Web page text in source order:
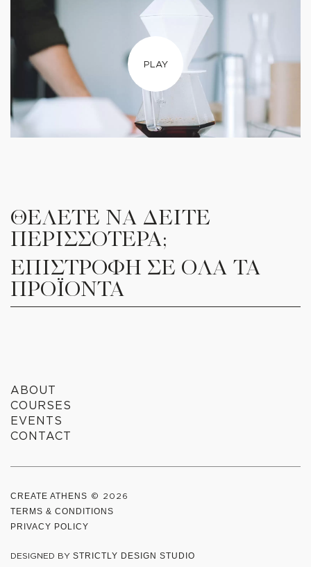
PLAY
ΘΕΛΕΤΕ ΝΑ ΔΕΙΤΕ
ΠΕΡΙΣΣΟΤΕΡΑ;
ΕΠΙΣΤΡΟΦΗ ΣΕ ΟΛΑ ΤΑ
ΠΡΟΪΟΝΤΑ
ABOUT
COURSES
EVENTS
CONTACT
CREATE ATHENS © 2026
TERMS & CONDITIONS
PRIVACY POLICY
DESIGNED BY STRICTLY DESIGN STUDIO